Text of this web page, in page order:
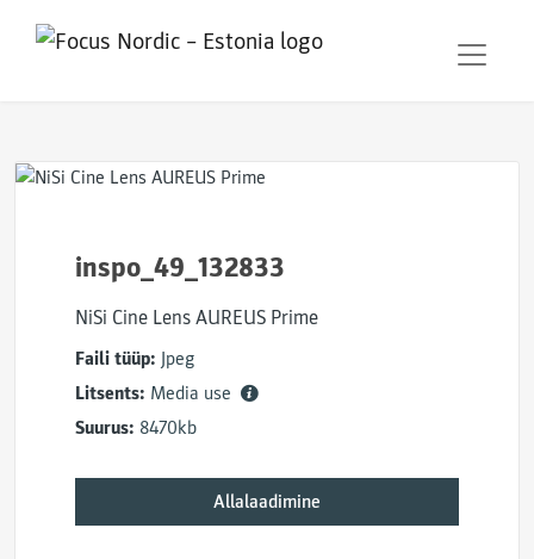
inspo_49_132833
NiSi Cine Lens AUREUS Prime
Faili tüüp: Jpeg
Litsents: Media use
Suurus: 8470kb
Allalaadimine